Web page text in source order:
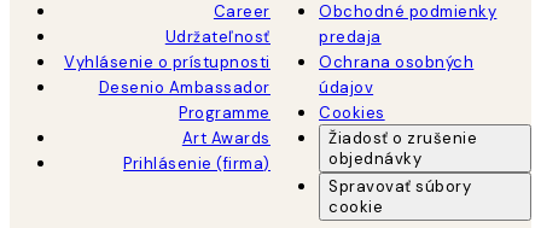
Career
Udržateľnosť
Vyhlásenie o prístupnosti
Desenio Ambassador
Programme
Art Awards
Prihlásenie (firma)
Obchodné podmienky
predaja
Ochrana osobných
údajov
Cookies
Žiadosť o zrušenie
objednávky
Spravovať súbory
cookie